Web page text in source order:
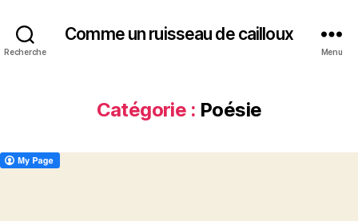
Recherche
Comme un ruisseau de cailloux
Menu
Catégorie : Poésie